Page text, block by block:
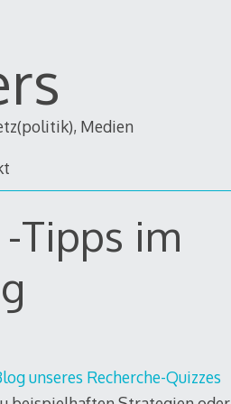
Medien
Tipps im
unseres Recherche-Quizzes